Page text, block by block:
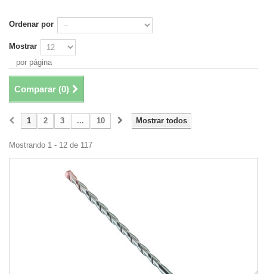
Ordenar por
Mostrar
por página
Comparar (0)
Mostrar todos
1 2 3 ... 10
Mostrando 1 - 12 de 117